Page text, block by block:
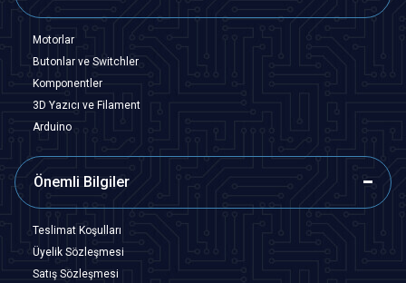
Motorlar
Butonlar ve Switchler
Komponentler
3D Yazıcı ve Filament
Arduino
Önemli Bilgiler
Teslimat Koşulları
Üyelik Sözleşmesi
Satış Sözleşmesi